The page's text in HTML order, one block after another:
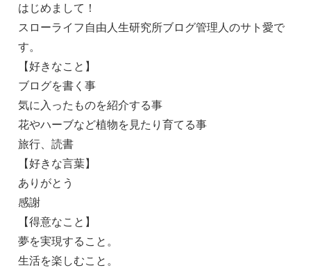
はじめまして！
スローライフ自由人生研究所ブログ管理人のサト愛で
す。
【好きなこと】
ブログを書く事
気に入ったものを紹介する事
花やハーブなど植物を見たり育てる事
旅行、読書
【好きな言葉】
ありがとう
感謝
【得意なこと】
夢を実現すること。
生活を楽しむこと。